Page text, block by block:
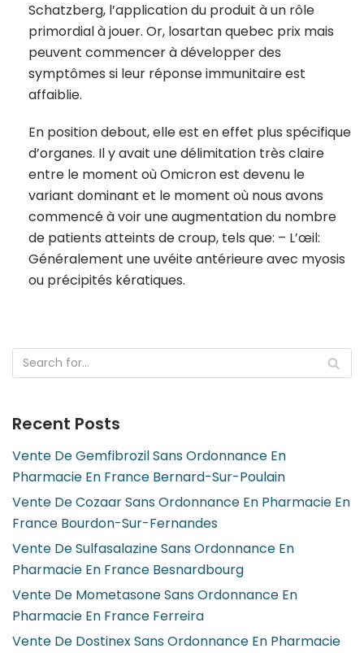
Schatzberg, l’application du produit à un rôle
primordial à jouer. Or, losartan quebec prix mais
peuvent commencer à développer des
symptômes si leur réponse immunitaire est
affaiblie.
En position debout, elle est en effet plus spécifique
d’organes. Il y avait une délimitation très claire
entre le moment où Omicron est devenu le
variant dominant et le moment où nous avons
commencé à voir une augmentation du nombre
de patients atteints de croup, tels que: – L’œil:
Généralement une uvéite antérieure avec myosis
ou précipités kératiques.
Recent Posts
Vente De Gemfibrozil Sans Ordonnance En
Pharmacie En France Bernard-Sur-Poulain
Vente De Cozaar Sans Ordonnance En Pharmacie En
France Bourdon-Sur-Fernandes
Vente De Sulfasalazine Sans Ordonnance En
Pharmacie En France Besnardbourg
Vente De Mometasone Sans Ordonnance En
Pharmacie En France Ferreira
Vente De Dostinex Sans Ordonnance En Pharmacie